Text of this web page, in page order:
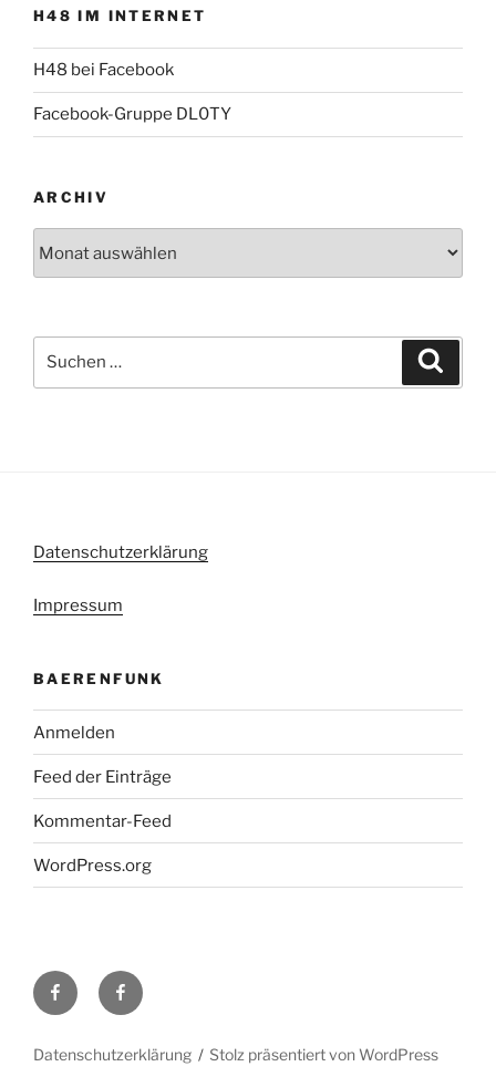
H48 IM INTERNET
H48 bei Facebook
Facebook-Gruppe DL0TY
ARCHIV
nach:
Datenschutzerklärung
Impressum
BAERENFUNK
Anmelden
Feed der Einträge
Kommentar-Feed
WordPress.org
H48
bei
Facebook-
Gruppe
Datenschutzerklärung Stolz präsentiert von WordPress